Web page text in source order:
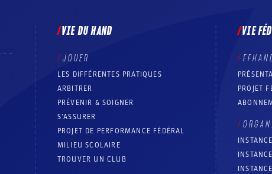
VIE DU HAND
JOUER
LES DIFFÉRENTES PRATIQUES
ARBITRER
PRÉVENIR & SOIGNER
S’ASSURER
PROJET DE PERFORMANCE FÉDÉRAL
MILIEU SCOLAIRE
TROUVER UN CLUB
VIE
PROJET